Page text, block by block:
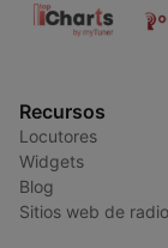
Recursos
Locutores
Widgets
Blog
Sitios web de